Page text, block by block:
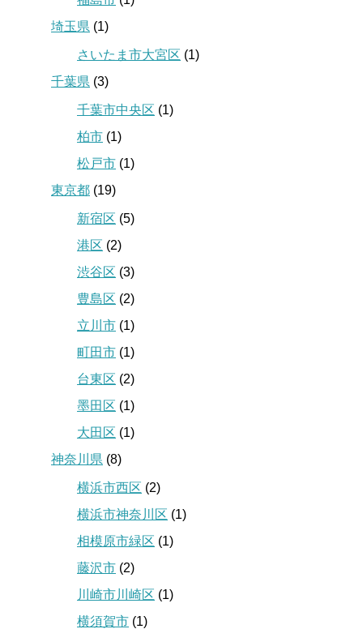
埼玉県 (1)
さいたま市大宮区 (1)
千葉県 (3)
千葉市中央区 (1)
柏市 (1)
松戸市 (1)
東京都 (19)
新宿区 (5)
港区 (2)
渋谷区 (3)
豊島区 (2)
立川市 (1)
町田市 (1)
台東区 (2)
墨田区 (1)
大田区 (1)
神奈川県 (8)
横浜市西区 (2)
横浜市神奈川区 (1)
相模原市緑区 (1)
藤沢市 (2)
川崎市川崎区 (1)
横須賀市 (1)